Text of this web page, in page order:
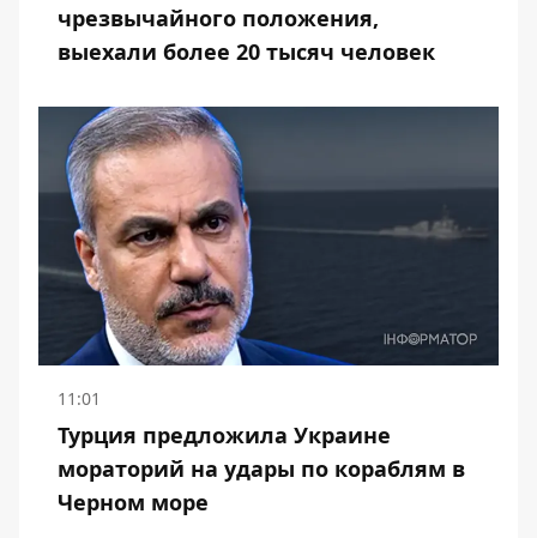
чрезвычайного положения,
выехали более 20 тысяч человек
11:01
Турция предложила Украине
мораторий на удары по кораблям в
Черном море